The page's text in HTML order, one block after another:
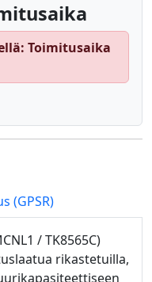
Toimitusaika
(GPSR)
/ TK8565C)
rikastetuilla,